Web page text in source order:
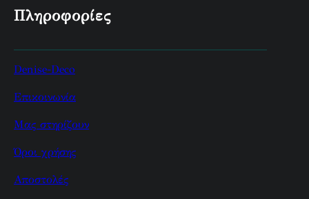
Πληροφορίες
Denise-Deco
Επικοινωνία
Μας στηρίζουν
Όροι χρήσης
Αποστολές